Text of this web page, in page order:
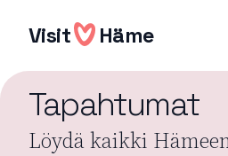
sisältöön
Visit Häme
Tapahtumat
Löydä kaikki